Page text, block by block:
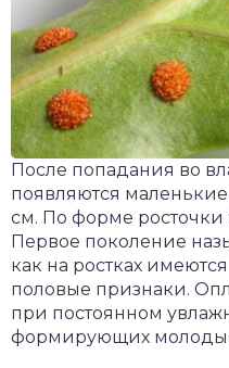
После попадания во
появляются
см. По форме
Первое поколение
как на ростках
половые признаки.
при постоянном
формирующих